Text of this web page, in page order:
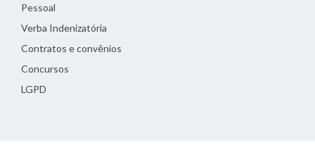
Pessoal
Verba Indenizatória
Contratos e convênios
Concursos
LGPD